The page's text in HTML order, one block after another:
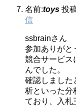
名前:toys 投
信
ssbrainさん
参加ありがと
競合サービス
んでした。
確認しました
析といった分
ており、入札